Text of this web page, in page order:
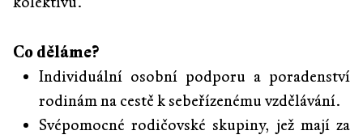
Co děláme?
Individuální osobní podporu a poradenství
rodinám na cestě k sebeřízenému vzdělávání.
Svépomocné rodičovské skupiny, jež mají za